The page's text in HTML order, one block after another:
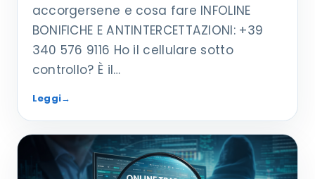
accorgersene e cosa fare INFOLINE
BONIFICHE E ANTINTERCETTAZIONI: +39
340 576 9116 Ho il cellulare sotto
controllo? È il…
Leggi→